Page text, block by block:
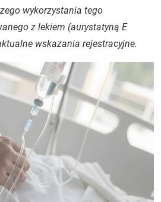
wykorzystania tego
z lekiem (aurystatyną E
wskazania rejestracyjne.